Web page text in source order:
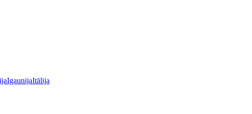
IgaunijaItālija